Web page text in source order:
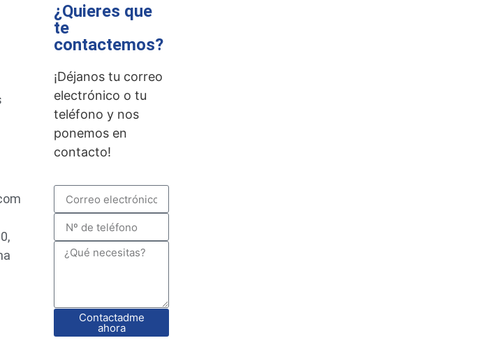
¿Quieres que
te
contactemos?
¡Déjanos tu correo
electrónico o tu
teléfono y nos
ponemos en
contacto!
Contactadme
ahora